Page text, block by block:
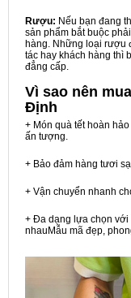
Rượu: Nếu bạn đang
sản phẩm bắt buộc
hàng. Những loại rượu
tác hay khách hàng thì
đẳng cấp.
Vì sao nên mua
Định
+ Món quà tết hoàn
ấn tượng.
+ Bảo đảm hàng tươi
+ Vận chuyển nhanh
+ Đa dạng lựa chọn
nhauMẫu mã đẹp,